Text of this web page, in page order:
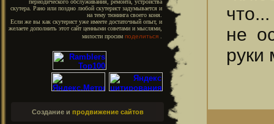
периодического обслуживания, ремонта, устройства
скутера. Рано или поздно любой скутерист задумывается и
на тему тюнинга своего коня.
Если же вы как скутерист уже имеете достаточный опыт, и
желаете дополнить этот сайт ценными советами и мыслями,
милости просим поделиться .
Создание и продвижение сайтов
что...
не
руки